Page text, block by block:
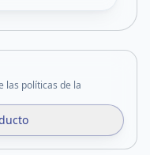
las políticas de la